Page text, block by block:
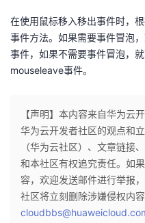
在使用鼠标移入移出事件时，
事件方法。如果需要事件冒泡
事件，如果不需要事件冒泡，
mouseleave事件。
【声明】本内容来自华为云
华为云开发者社区的观点和
（华为云社区）、文章链接
和本社区有权追究责任。如
容，欢迎发送邮件进行举报
社区将立刻删除涉嫌侵权内容